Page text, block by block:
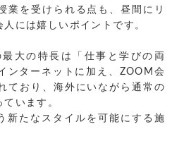
業を受けられる点も、昼間にリ
には嬉しいポイントです。
大の特長は「仕事と学びの両
ンターネットに加え、ZOOM会
ており、海外にいながら通常の
います。
新たなスタイルを可能にする施